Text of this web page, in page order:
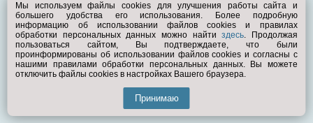
© Exist.ru 1998—2026
Мы используем файлы cookies для улучшения работы сайта и
большего удобства его использования. Более подробную
информацию об использовании файлов cookies и правилах
обработки персональных данных можно найтиздесь. Продолжая
пользоваться сайтом, Вы подтверждаете, что были
проинформированы об использовании файлов cookies и согласны с
нашими правилами обработки персональных данных. Вы можете
отключить файлы cookies в настройках Вашего браузера.
Принимаю